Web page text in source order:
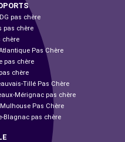
pas chère
pas chère
chère
Pas Chère
pas chère
chère
Tillé Pas Chère
Mérignac pas chère
Pas Chère
Blagnac pas chère